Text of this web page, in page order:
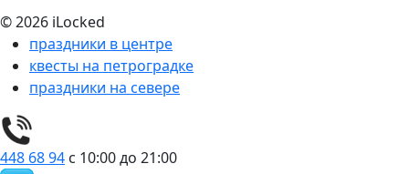
© 2026 iLocked
праздники в центре
квесты на петроградке
праздники на севере
448 68 94 с 10:00 до 21:00